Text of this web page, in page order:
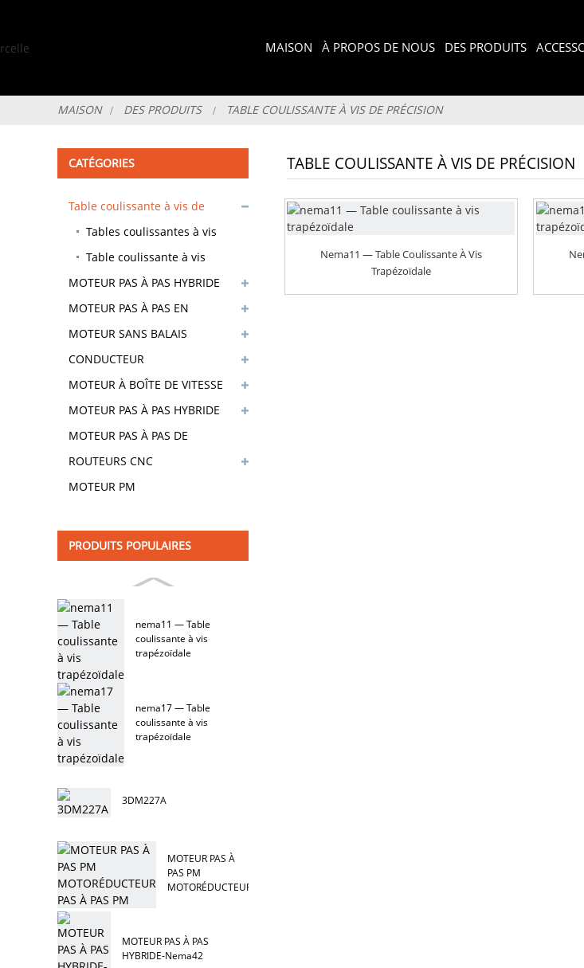
MAISON À PROPOS DE NOUS DES PRODUITS
MAISON DES PRODUITS TABLE COULISSANTE À VIS DE PRÉCISION
CATÉGORIES
Table coulissante à vis de
précision
Tables coulissantes à vis
trapézoïdales - moteur
nema11
Table coulissante à vis
trapézoïdale - moteur
nema17
MOTEUR PAS À PAS HYBRIDE
MOTEUR PAS À PAS EN
BOUCLE FERMÉE
MOTEUR SANS BALAIS
CONDUCTEUR
MOTEUR À BOÎTE DE VITESSE
HYBRIDE
MOTEUR PAS À PAS HYBRIDE
DE FREIN
MOTEUR PAS À PAS DE
REVÊTEMENT
ROUTEURS CNC
MOTEUR PM
PRODUITS POPULAIRES
nema11 — Table
coulissante à vis
trapézoïdale
nema17 — Table
coulissante à vis
trapézoïdale
3DM227A
MOTEUR PAS À
PAS PM
MOTORÉDUCTEUR
MOTEUR PAS À PAS
HYBRIDE-Nema42
TABLE COULISSANTE À VIS DE PRÉCISION
Nema11 — Table Coulissante À Vis
Trapézoïdale